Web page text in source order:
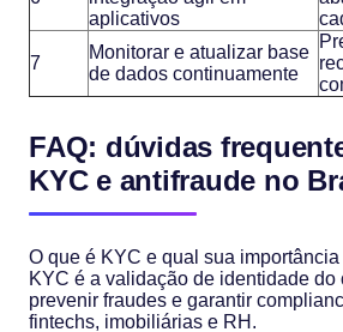
aplicativos
7
Monitorar e atualizar base
de dados continuamente
FAQ: dúvidas
KYC e antifraude no
O que é KYC e qual sua
KYC é a validação de identidade do
prevenir fraudes e garantir
fintechs, imobiliárias e RH.